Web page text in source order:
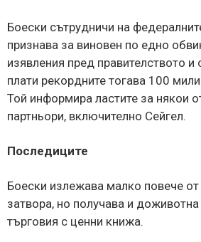
Боески сътрудничи на
признава за виновен по едно
изявления пред правителството и
плати рекордните тогава 100
Той информира ластите за някои
партньори, включително Сейгел.
Последиците
Боески излежава малко повече
затвора, но получава и
търговия с ценни книжа.